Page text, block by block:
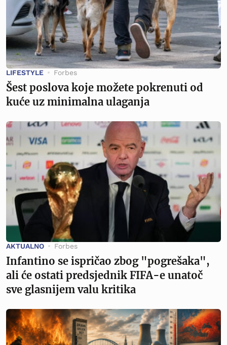
LIFESTYLE Forbes
Šest poslova koje možete pokrenuti od
kuće uz minimalna ulaganja
AKTUALNO Forbes
Infantino se ispričao zbog "pogrešaka",
ali će ostati predsjednik FIFA-e unatoč
sve glasnijem valu kritika